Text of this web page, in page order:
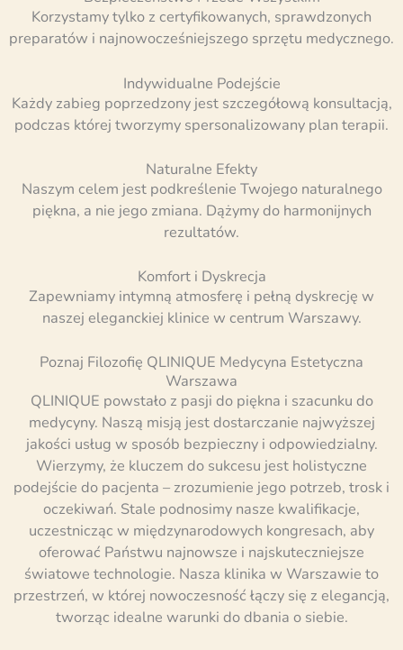
Korzystamy tylko z certyfikowanych, sprawdzonych
preparatów i najnowocześniejszego sprzętu medycznego.
Indywidualne Podejście
Każdy zabieg poprzedzony jest szczegółową konsultacją,
podczas której tworzymy spersonalizowany plan terapii.
Naturalne Efekty
Naszym celem jest podkreślenie Twojego naturalnego
piękna, a nie jego zmiana. Dążymy do harmonijnych
rezultatów.
Komfort i Dyskrecja
Zapewniamy intymną atmosferę i pełną dyskrecję w
naszej eleganckiej klinice w centrum Warszawy.
Poznaj Filozofię QLINIQUE Medycyna Estetyczna
Warszawa
QLINIQUE powstało z pasji do piękna i szacunku do
medycyny. Naszą misją jest dostarczanie najwyższej
jakości usług w sposób bezpieczny i odpowiedzialny.
Wierzymy, że kluczem do sukcesu jest holistyczne
podejście do pacjenta – zrozumienie jego potrzeb, trosk i
oczekiwań. Stale podnosimy nasze kwalifikacje,
uczestnicząc w międzynarodowych kongresach, aby
oferować Państwu najnowsze i najskuteczniejsze
światowe technologie. Nasza klinika w Warszawie to
przestrzeń, w której nowoczesność łączy się z elegancją,
tworząc idealne warunki do dbania o siebie.